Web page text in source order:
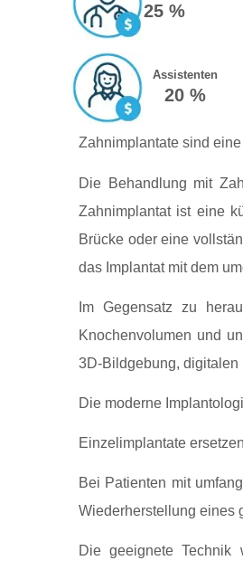
25 %
Assistenten
20 %
Zahnimplantate sind
Die Behandlung mit
Zahnimplantat ist eine
Brücke oder eine
das Implantat mit dem
Im Gegensatz zu
Knochenvolumen und
3D‑Bildgebung,
Die moderne
Einzelimplantate
Bei Patienten mit
Wiederherstellung eines
Die geeignete Technik